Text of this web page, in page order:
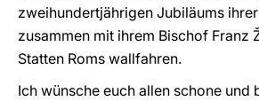
zweihundertjährigen Jubiläums
zusammen mit ihrem Bischof Franz
Statten Roms wallfahren.
Ich wünsche euch allen schone und